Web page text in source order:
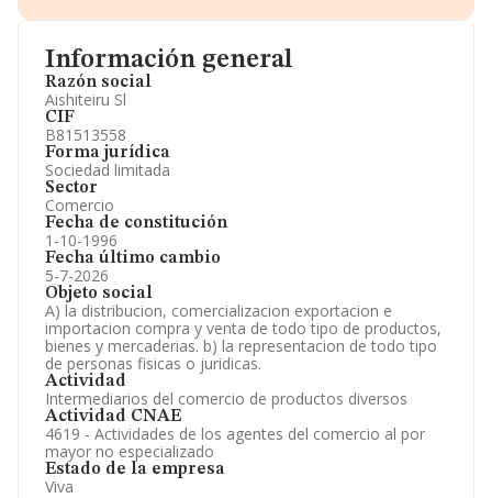
Información general
Razón social
Aishiteiru Sl
CIF
B81513558
Forma jurídica
Sociedad limitada
Sector
Comercio
Fecha de constitución
1-10-1996
Fecha último cambio
5-7-2026
Objeto social
A) la distribucion, comercializacion exportacion e
importacion compra y venta de todo tipo de productos,
bienes y mercaderias. b) la representacion de todo tipo
de personas fisicas o juridicas.
Actividad
Intermediarios del comercio de productos diversos
Actividad CNAE
4619 - Actividades de los agentes del comercio al por
mayor no especializado
Estado de la empresa
Viva
Información oficial y registral complementaria.